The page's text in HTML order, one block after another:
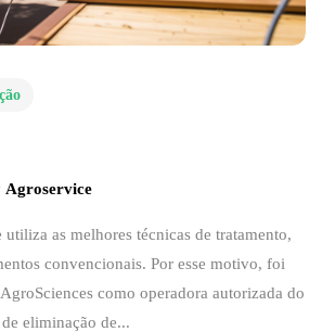
Agroservice
as melhores técnicas de tratamento,
convencionais. Por esse motivo, foi
como operadora autorizada do
eliminação de...